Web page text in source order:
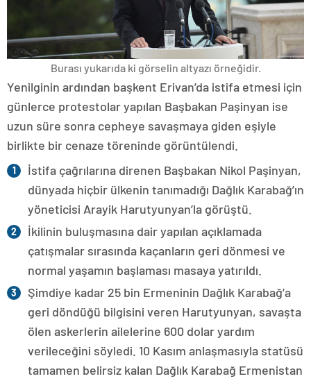
Burası yukarıda ki görselin altyazı örneğidir.
Yenilginin ardından başkent Erivan’da istifa etmesi için
günlerce protestolar yapılan Başbakan Paşinyan ise
uzun süre sonra cepheye savaşmaya giden eşiyle
birlikte bir cenaze töreninde görüntülendi.
İstifa çağrılarına direnen Başbakan Nikol Paşinyan,
dünyada hiçbir ülkenin tanımadığı Dağlık Karabağ’ın
yöneticisi Arayik Harutyunyan’la görüştü.
İkilinin buluşmasına dair yapılan açıklamada
çatışmalar sırasında kaçanların geri dönmesi ve
normal yaşamın başlaması masaya yatırıldı.
Şimdiye kadar 25 bin Ermeninin Dağlık Karabağ’a
geri döndüğü bilgisini veren Harutyunyan, savaşta
ölen askerlerin ailelerine 600 dolar yardım
verileceğini söyledi. 10 Kasım anlaşmasıyla statüsü
tamamen belirsiz kalan Dağlık Karabağ Ermenistan